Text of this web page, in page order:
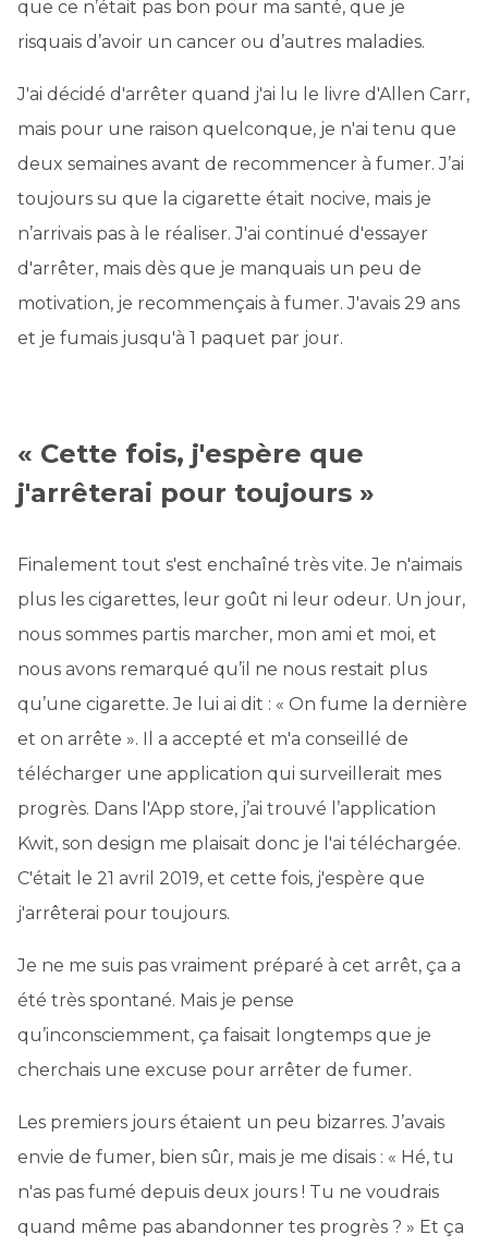
que ce n’était pas bon pour ma santé, que je
risquais d’avoir un cancer ou d’autres maladies.
J'ai décidé d'arrêter quand j'ai lu le livre d'Allen Carr,
mais pour une raison quelconque, je n'ai tenu que
deux semaines avant de recommencer à fumer. J’ai
toujours su que la cigarette était nocive, mais je
n’arrivais pas à le réaliser. J'ai continué d'essayer
d'arrêter, mais dès que je manquais un peu de
motivation, je recommençais à fumer. J'avais 29 ans
et je fumais jusqu'à 1 paquet par jour.
« Cette fois, j'espère que
j'arrêterai pour toujours »
Finalement tout s'est enchaîné très vite. Je n'aimais
plus les cigarettes, leur goût ni leur odeur. Un jour,
nous sommes partis marcher, mon ami et moi, et
nous avons remarqué qu’il ne nous restait plus
qu’une cigarette. Je lui ai dit : « On fume la dernière
et on arrête ». Il a accepté et m'a conseillé de
télécharger une application qui surveillerait mes
progrès. Dans l'App store, j’ai trouvé l’application
Kwit, son design me plaisait donc je l'ai téléchargée.
C'était le 21 avril 2019, et cette fois, j'espère que
j'arrêterai pour toujours.
Je ne me suis pas vraiment préparé à cet arrêt, ça a
été très spontané. Mais je pense
qu’inconsciemment, ça faisait longtemps que je
cherchais une excuse pour arrêter de fumer.
Les premiers jours étaient un peu bizarres. J’avais
envie de fumer, bien sûr, mais je me disais : « Hé, tu
n'as pas fumé depuis deux jours ! Tu ne voudrais
quand même pas abandonner tes progrès ? » Et ça